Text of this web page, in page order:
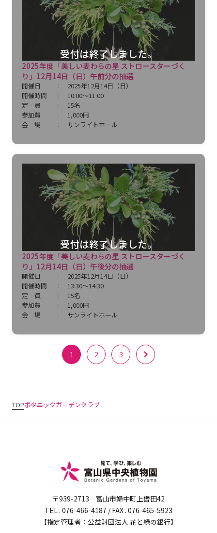
2025年度「美しい麦わらの星 ストロースターづく
り」12月14日（日）午前分の抽選
開催日
2025年12月14日（日）
開催時間
10:00～11:00
定 員
15名
参加費
1,000円
会 場
サンライトホール
受付は終了しました。
2025年度「美しい麦わらの星 ストロースターづく
り」12月14日（日）午後分の抽選
開催日
2025年12月14日（日）
開催時間
13:30～14:30
定 員
15名
参加費
1,000円
会 場
サンライトホール
受付は終了しました。
1 2 3
TOPボタニックガーデンクラブ
〒939-2713 富山市婦中町上轡田42
TEL . 076-466-4187 / FAX . 076-465-5923
【指定管理者：公益財団法人 花と緑の銀行】